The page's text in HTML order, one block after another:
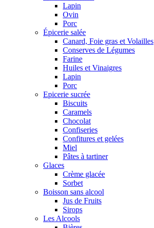
Lapin
Ovin
Porc
Épicerie salée
Canard, Foie gras et Volailles
Conserves de Légumes
Farine
Huiles et Vinaigres
Lapin
Porc
Epicerie sucrée
Biscuits
Caramels
Chocolat
Confiseries
Confitures et gelées
Miel
Pâtes à tartiner
Glaces
Crème glacée
Sorbet
Boisson sans alcool
Jus de Fruits
Sirops
Les Alcools